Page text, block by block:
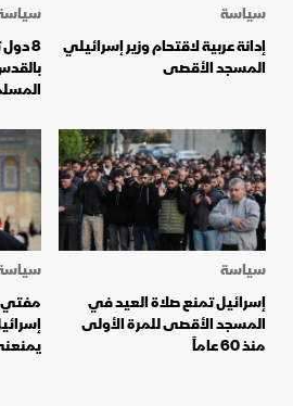
سياسة
إدانة عربية لاقتحام وزير إسرائيلي
المسجد الأقصى
8
سياسة
إسرائيل تمنع صلاة العيد في
المسجد الأقصى للمرة الأولى
منذ 60 عاماً
مفتي